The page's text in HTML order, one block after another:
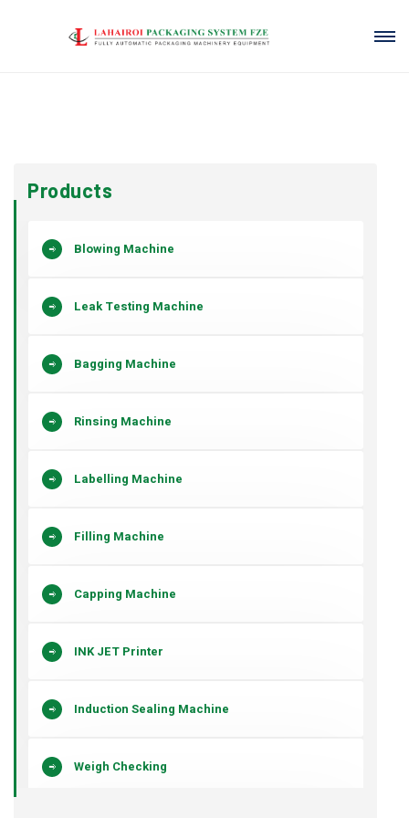
Products
Blowing Machine
Leak Testing Machine
Bagging Machine
Rinsing Machine
Labelling Machine
Filling Machine
Capping Machine
INK JET Printer
Induction Sealing Machine
Weigh Checking